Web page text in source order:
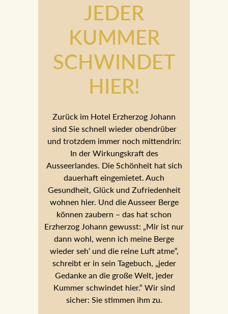
JEDER
KUMMER
SCHWINDET
HIER!
Zurück im Hotel Erzherzog Johann
sind Sie schnell wieder obendrüber
und trotzdem immer noch mittendrin:
In der Wirkungskraft des
Ausseerlandes. Die Schönheit hat sich
dauerhaft eingemietet. Auch
Gesundheit, Glück und Zufriedenheit
wohnen hier. Und die Ausseer Berge
können zaubern – das hat schon
Erzherzog Johann gewusst: „Mir ist nur
dann wohl, wenn ich meine Berge
wieder seh‘ und die reine Luft atme“,
schreibt er in sein Tagebuch, „jeder
Gedanke an die große Welt, jeder
Kummer schwindet hier.“ Wir sind
sicher: Sie stimmen ihm zu.